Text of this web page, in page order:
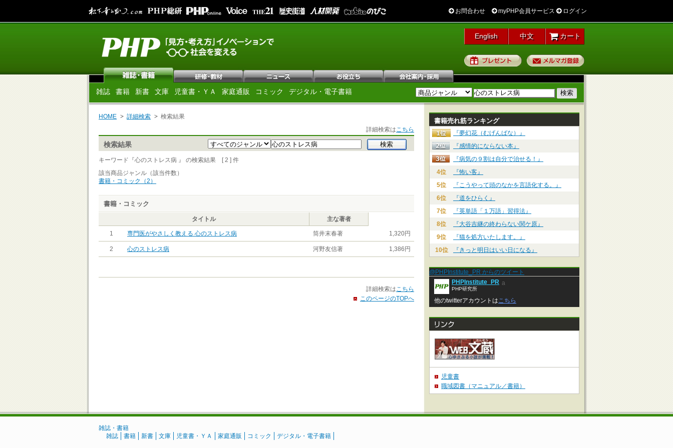
お問合わせ myPHP会員サービス ログイン
English 中文 カート
プレゼント
雑誌 書籍 新書 文庫 児童書・ＹＡ 家庭通販 コミック デジタル・電子書籍
HOME 詳細検索
検索結果
詳細検索はこちら
検索結果
キーワード『心のストレス病 』 の検索結果 [ 2 ] 件
該当商品ジャンル（該当件数）
書籍・コミック（2）
書籍・コミック
タイトル 主な著者
1 専門医がやさしく教える 心のストレス病 筒井末春著 1,320円
2 心のストレス病 河野友信著 1,386円
詳細検索はこちら
このページのTOPへ
書籍売れ筋ランキング
『夢幻花（むげんばな）』
『感情的にならない本』
『病気の９割は自分で治せる！』
4位
『怖い客』
5位
『こうやって頭のなかを言語化する。』
6位
『道をひらく』
7位
『英単語「１万語」習得法』
8位
『大谷吉継の終わらない関ケ原』
9位
『猫を処方いたします。』
10位
『きっと明日はいい日になる』
@PHPInstitute_PR からのツイート
PHPInstitute_PR
PHP研究所
a
他のtwitterアカウントはこちら
児童書
職域図書（マニュアル／書籍）
雑誌・書籍
雑誌
書籍 新書 文庫 児童書・ＹＡ 家庭通販 コミック デジタル・電子書籍